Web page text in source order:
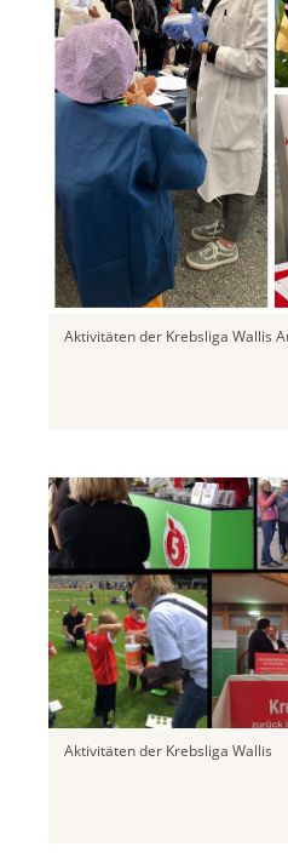
Aktivitäten der Krebsliga Wallis
Aktivitäten der Krebsliga Wallis